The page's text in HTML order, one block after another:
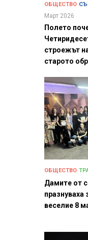
ОБЩЕСТВО
Март 2026
Полето
строежът
старото
ОБЩЕСТВО
Дамите от
празнуваха
веселие 8